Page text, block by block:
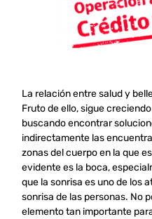
La relación entre salud y
Fruto de ello, sigue
buscando encontrar
indirectamente las
zonas del cuerpo en la que
evidente es la boca,
que la sonrisa es uno de los
sonrisa de las personas. No
elemento tan importante